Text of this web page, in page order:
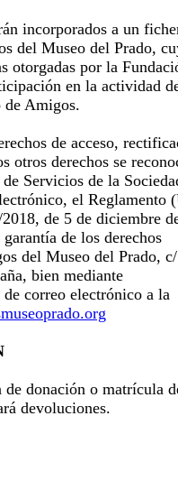
incorporados a un
del Museo del Prado,
otorgadas por la
en la actividad
de Amigos.
de acceso,
otros derechos se
Servicios de la
el Reglamento
de 5 de diciembre
de los derechos
del Museo del Prado,
bien mediante
correo electrónico a la
de donación o matrícula
devoluciones.